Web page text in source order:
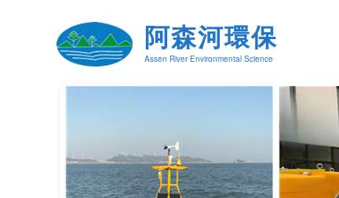
阿森河環保
Assen River Environmental Science